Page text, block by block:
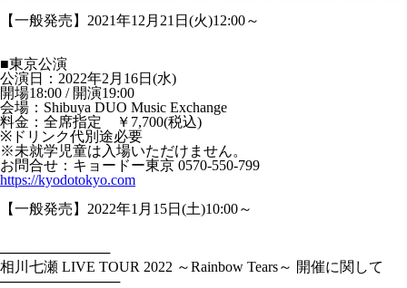
【一般発売】2021年12月21日(火)12:00～
■東京公演
公演日：2022年2月16日(水)
開場18:00 / 開演19:00
会場：Shibuya DUO Music Exchange
料金：全席指定 ￥7,700(税込)
※ドリンク代別途必要
※未就学児童は入場いただけません。
お問合せ：キョードー東京 0570-550-799
https://kyodotokyo.com
【一般発売】2022年1月15日(土)10:00～
───────────
相川七瀬 LIVE TOUR 2022 ～Rainbow Tears～ 開催に関して
────────────